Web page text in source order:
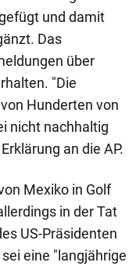
und damit
Das
über
"Die
Hunderten von
nicht nachhaltig
an die AP.
Mexiko in Golf
in der Tat
US-Präsidenten
eine "langjährige